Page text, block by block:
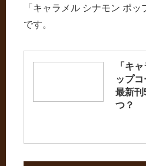
「キャラメル シナモン ポ
です。
「キ
ップ
最新刊
つ？